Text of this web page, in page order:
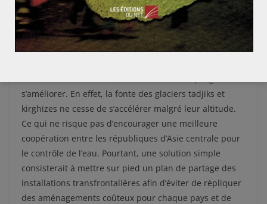
elle est destinée. Un gaspillage coûteux auquel il faut
ajouter les problèmes de pollution de l’eau, du fait de
l’extraction minière (notamment en uranium) pratiquée
dans les années 70.
s’améliorer. En effet, la fonte des glaciers tadjiks et
kirghizes ne cesse de s’accélérer malgré leur altitude.
Ce qui ne risque pas d’encourager une meilleure
coopération entre les républiques d’Asie centrale pour
le contrôle de l’eau. Pourtant, une solution simple
consisterait à mettre sur pied un plan de partage des
installations transfrontalières afin d’éviter de répliquer
des aménagements coûteux pour chaque pays et de